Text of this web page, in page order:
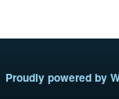
Proudly powered by